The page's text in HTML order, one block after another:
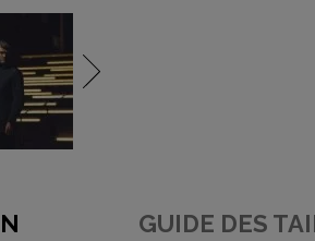
GUIDE DES